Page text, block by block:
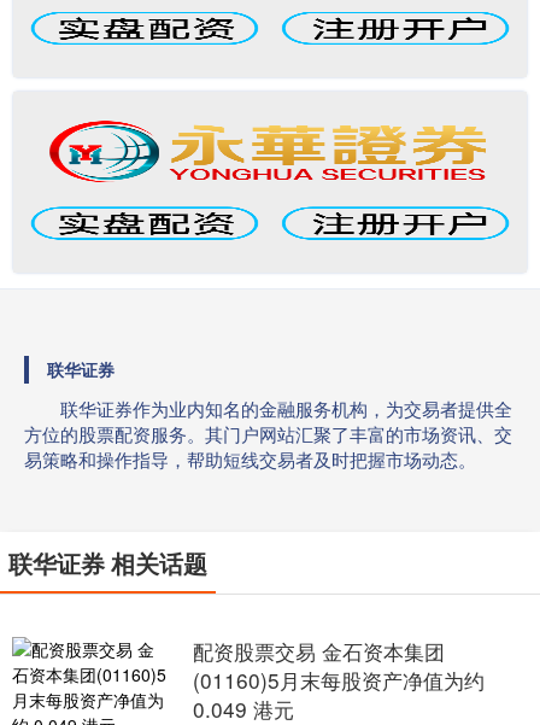
联华证券
联华证券作为业内知名的金融服务机构，为交易者提供全
方位的股票配资服务。其门户网站汇聚了丰富的市场资讯、交
易策略和操作指导，帮助短线交易者及时把握市场动态。
联华证券 相关话题
配资股票交易 金石资本集团
(01160)5月末每股资产净值为约
0.049 港元